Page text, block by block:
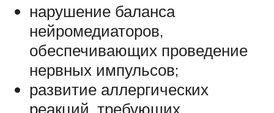
нарушение баланса
нейромедиаторов,
обеспечивающих проведение
нервных импульсов;
развитие аллергических
реакций, требующих